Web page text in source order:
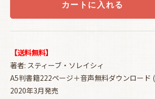
カートに入れる
【送料無料】
著者: スティーブ・ソレイシィ
A5判書籍222ページ＋音声無料ダウンロード
2020年3月発売